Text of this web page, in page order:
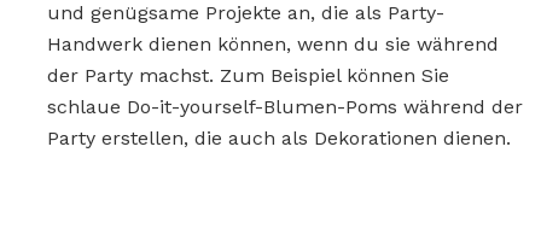
und genügsame Projekte an, die als Party-
Handwerk dienen können, wenn du sie während
der Party machst. Zum Beispiel können Sie
schlaue Do-it-yourself-Blumen-Poms während der
Party erstellen, die auch als Dekorationen dienen.